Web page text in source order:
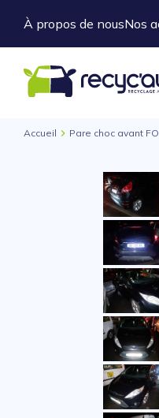
À propos de nousNos
Accueil Pare choc avant